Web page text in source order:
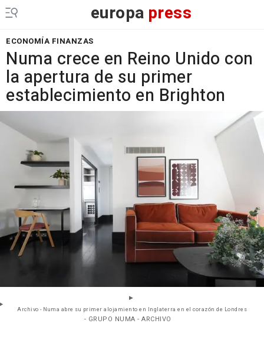
europa press
ECONOMÍA FINANZAS
Numa crece en Reino Unido con
la apertura de su primer
establecimiento en Brighton
Archivo - Numa abre su primer alojamiento en Inglaterra en el corazón de Londres
- GRUPO NUMA - ARCHIVO